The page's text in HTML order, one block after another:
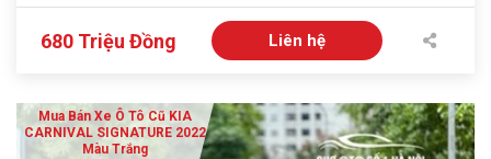
680 Triệu Đồng Liên hệ
Mua Bán Xe Ô Tô Cũ KIA
CARNIVAL SIGNATURE 2022
Màu Trắng